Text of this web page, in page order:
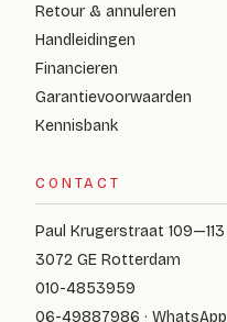
Retour & annuleren
Handleidingen
Financieren
Garantievoorwaarden
Kennisbank
CONTACT
Paul Krugerstraat 109—113
3072 GE Rotterdam
010-4853959
06-49887986 · WhatsApp